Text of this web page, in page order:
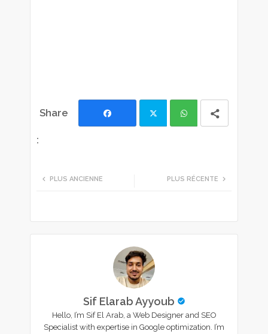
PLUS RÉCENTE
PLUS ANCIENNE
Sif Elarab Ayyoub
Hello, I’m Sif El Arab, a Web Designer and SEO
Specialist with expertise in Google optimization. I’m